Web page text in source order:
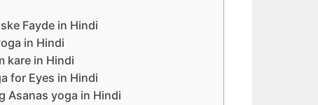
Fayde in Hindi
in Hindi
kare in Hindi
for Eyes in Hindi
Asanas yoga in Hindi